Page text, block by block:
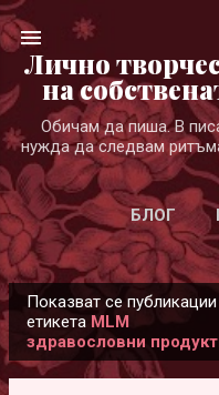
Пропускане
Лично
на
Обичам да пиша. В
нужда да следвам
БЛОГ
б
Показват се
етикета MLM
здравословни